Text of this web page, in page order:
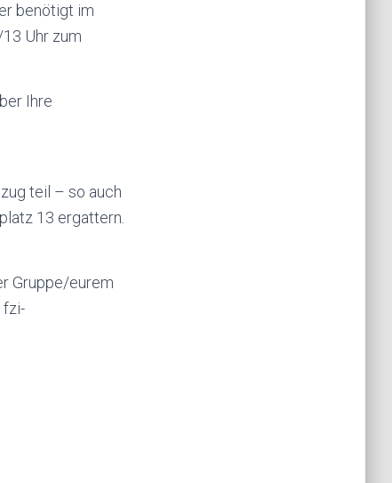
benötigt im
Uhr zum
Ihre
teil – so auch
13 ergattern.
Gruppe/eurem
fzi-